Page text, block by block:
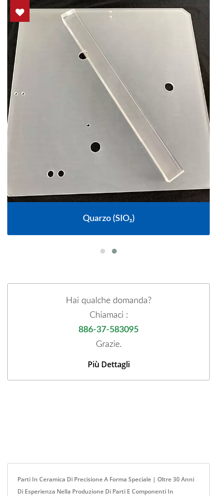
Quarzo (SIO₂)
Hai qualche domanda?
Chiamaci :
886-37-583095
Grazie.
Più Dettagli
Parti In Ceramica Di Precisione A Forma Speciale | Oltre 30 Anni
Di Esperienza Nella Produzione Di Parti E Componenti In